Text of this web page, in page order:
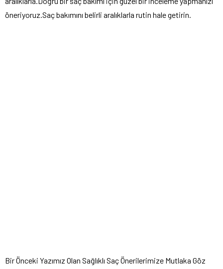
öneriyoruz.Saç bakımını belirli aralıklarla rutin hale getirin.
Bir Önceki Yazımız Olan Sağlıklı Saç Önerilerimize Mutlaka Göz